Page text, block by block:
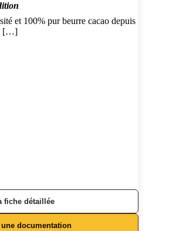
et 100% pur beurre cacao depuis
[…]
fiche détaillée
une documentation